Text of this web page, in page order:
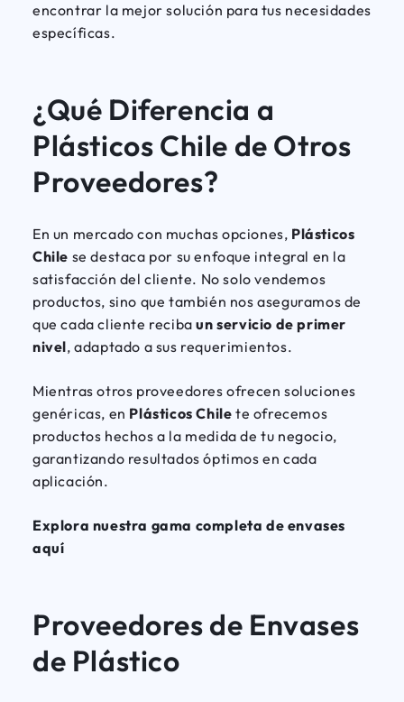
encontrar la mejor solución para tus necesidades
específicas.
¿Qué Diferencia a
Plásticos Chile de Otros
Proveedores?
En un mercado con muchas opciones, Plásticos
Chile se destaca por su enfoque integral en la
satisfacción del cliente. No solo vendemos
productos, sino que también nos aseguramos de
que cada cliente recibaun servicio de primer
nivel, adaptado a sus requerimientos.
Mientras otros proveedores ofrecen soluciones
genéricas, en Plásticos Chile te ofrecemos
productos hechos a la medida de tu negocio,
garantizando resultados óptimos en cada
aplicación.
Explora nuestra gama completa de envases
aquí
Proveedores de Envases
de Plástico